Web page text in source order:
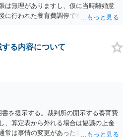
は無理がありますし、仮に当時離婚意
に行われた養育費調停で養育費が合意
」「離婚無効で裁判を起こす」という
わしいと思いますし、仮に弁護士へ相
人生最後に話し合いをしないか？責め
モラハラ夫の典型的な常套句ですの
えるでしょう。 仮に弁護士からの通知
等が届いた場合、面倒ですが、粛々と
すれば良いと思います。モラハラ夫へ
、弁護士へ任せればよいと思います。
る内容について
書を提示する。裁判所の開示する養育費
、算定表から外れる場合は協議の上金
常は事情の変更があった場合に変更し